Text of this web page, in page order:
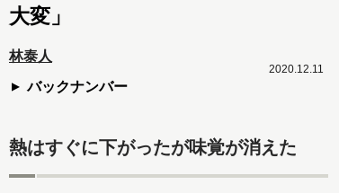
大変」
林泰人
バックナンバー
2020.12.11
熱はすぐに下がったが味覚が消えた